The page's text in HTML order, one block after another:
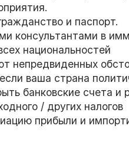
и паспорт.
консультантами в
национальностей
непредвиденных
ваша страна
банковские счета
/ других налогов
прибыли и